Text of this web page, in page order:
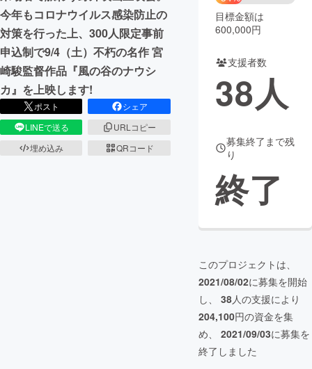
CAMPFIREふるさと納税machi-ya コミュニティ
今年もコロナウイルス感染防止の
対策を行った上、300人限定事前
申込制で9/4（土）不朽の名作 宮
崎駿監督作品『風の谷のナウシ
カ』を上映します!
ポスト
シェア
LINEで送る
URLコピー
埋め込み
QRコード
目標金額は
600,000円
支援者数
38人
募集終了まで残
り
終了
このプロジェクトは、
2021/08/02に募集を開始
し、 38人の支援により
204,100円の資金を集
め、 2021/09/03に募集を
終了しました